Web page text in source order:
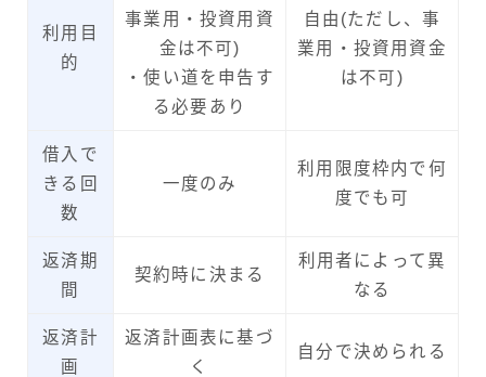
利用目
的
事業用・投資用資
金は不可)
・使い道を申告す
る必要あり
自由(ただし、事
業用・投資用資金
は不可)
借入で
きる回
数
一度のみ
利用限度枠内で何
度でも可
返済期
間
契約時に決まる
利用者によって異
なる
返済計
画
返済計画表に基づ
く
自分で決められる